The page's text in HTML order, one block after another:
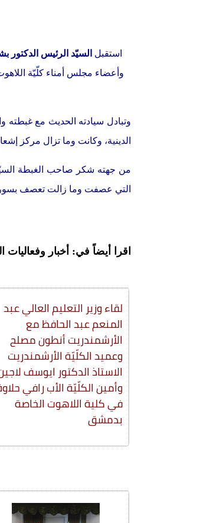
استقبل السيّد الرئيس الدكتور
وأعضاء مجلس أمناء كلّيّة
وتبادل سيادته الحديث مع غبطته
الدينية، وكانت وما تزال مركز
من جهته شكر صاحب الغبطة
التي عصفت وما زالت تعصف
اقرا أيضاً في: أخبار وفعاليات
لقاء وزير التعليم العالي عبد
المنعم عبد الحافظ مع
الأرشمندريت أنطون مصلح
وعميد الكلّيّة الأرشمندريت
الاستاذ الدكتور ايوسف
وأمين الكلّيّة الأب رافي
في كلية اللاهوت الخاصة
بدمشق